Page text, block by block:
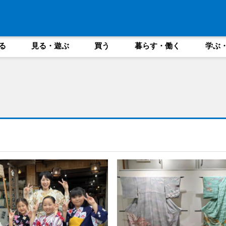
見る・遊ぶ 買う 暮らす・働く 学ぶ